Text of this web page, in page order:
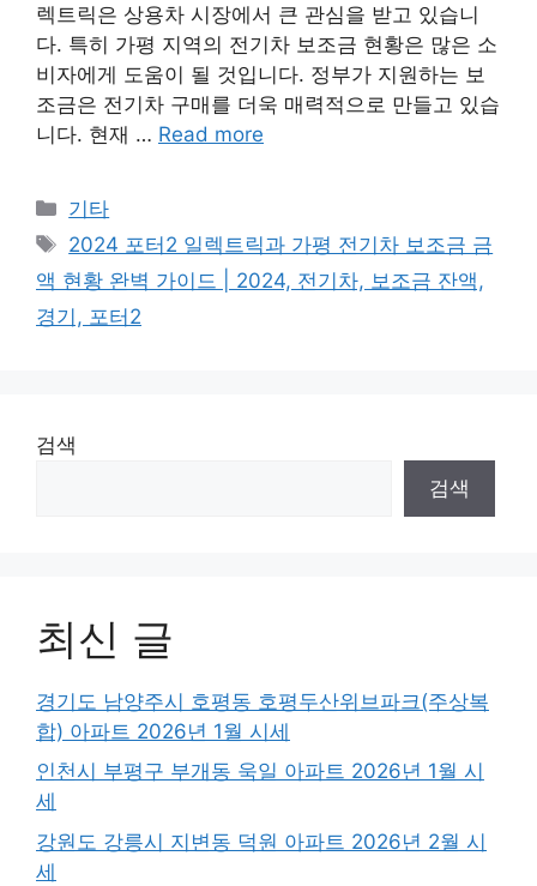
렉트릭은 상용차 시장에서 큰 관심을 받고 있습니
다. 특히 가평 지역의 전기차 보조금 현황은 많은 소
비자에게 도움이 될 것입니다. 정부가 지원하는 보
조금은 전기차 구매를 더욱 매력적으로 만들고 있습
니다. 현재 … Read more
Categories
기타
Tags
2024 포터2 일렉트릭과 가평 전기차 보조금 금
액 현황 완벽 가이드 | 2024, 전기차, 보조금 잔액,
경기, 포터2
검색
검색
최신 글
경기도 남양주시 호평동 호평두산위브파크(주상복
합) 아파트 2026년 1월 시세
인천시 부평구 부개동 욱일 아파트 2026년 1월 시
세
강원도 강릉시 지변동 덕원 아파트 2026년 2월 시
세